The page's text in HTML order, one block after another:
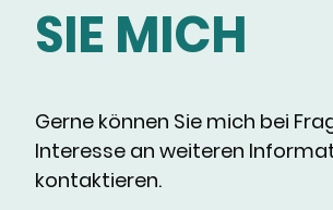
SIE MICH
Gerne können Sie mich bei
Interesse an weiteren
kontaktieren.